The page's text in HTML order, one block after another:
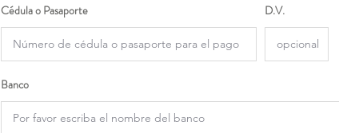
Cédula o Pasaporte D.V.
Banco